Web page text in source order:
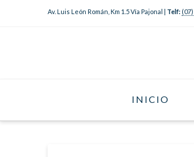
Av. Luis León Román, Km 1.5 Vía Pajonal | Telf:
INICIO